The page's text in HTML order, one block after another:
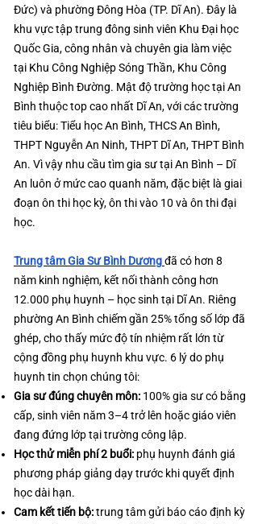
Đức) và phường Đông Hòa (TP. Dĩ An). Đây là
khu vực tập trung đông sinh viên Khu Đại học
Quốc Gia, công nhân và chuyên gia làm việc
tại Khu Công Nghiệp Sóng Thần, Khu Công
Nghiệp Bình Đường. Mật độ trường học tại An
Bình thuộc top cao nhất Dĩ An, với các trường
tiêu biểu: Tiểu học An Bình, THCS An Bình,
THPT Nguyễn An Ninh, THPT Dĩ An, THPT Bình
An. Vì vậy nhu cầu tìm gia sư tại An Bình – Dĩ
An luôn ở mức cao quanh năm, đặc biệt là giai
đoạn ôn thi học kỳ, ôn thi vào 10 và ôn thi đại
học.
Trung tâm Gia Sư Bình Dươngđã có hơn 8
năm kinh nghiệm, kết nối thành công hơn
12.000 phụ huynh – học sinh tại Dĩ An. Riêng
phường An Bình chiếm gần 25% tổng số lớp đã
ghép, cho thấy mức độ tín nhiệm rất lớn từ
cộng đồng phụ huynh khu vực. 6 lý do phụ
huynh tin chọn chúng tôi:
Gia sư đúng chuyên môn: 100% gia sư có bằng
cấp, sinh viên năm 3–4 trở lên hoặc giáo viên
đang đứng lớp tại trường công lập.
Học thử miễn phí 2 buổi: phụ huynh đánh giá
phương pháp giảng dạy trước khi quyết định
học dài hạn.
Cam kết tiến bộ:trung tâm gửi báo cáo định kỳ